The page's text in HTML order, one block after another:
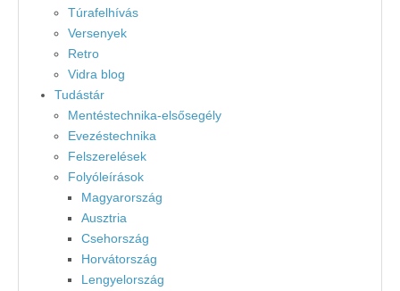
Túrafelhívás
Versenyek
Retro
Vidra blog
Tudástár
Mentéstechnika-elsősegély
Evezéstechnika
Felszerelések
Folyóleírások
Magyarország
Ausztria
Csehország
Horvátország
Lengyelország